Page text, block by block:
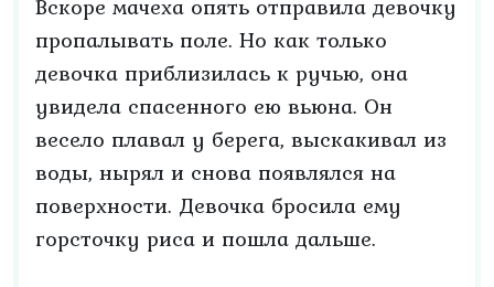
Вскоре мачеха опять отправила девочку
пропалывать поле. Но как только
девочка приблизилась к ручью, она
увидела спасенного ею вьюна. Он
весело плавал у берега, выскакивал из
воды, нырял и снова появлялся на
поверхности. Девочка бросила ему
горсточку риса и пошла дальше.